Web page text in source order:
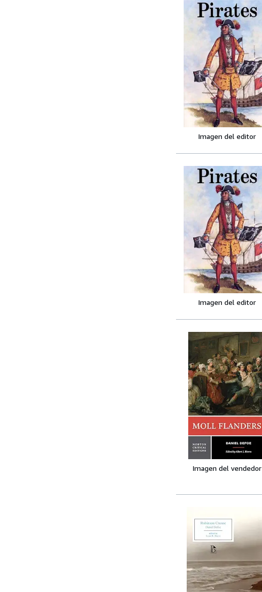
Imagen del editor
Imagen del editor
Imagen del vendedor